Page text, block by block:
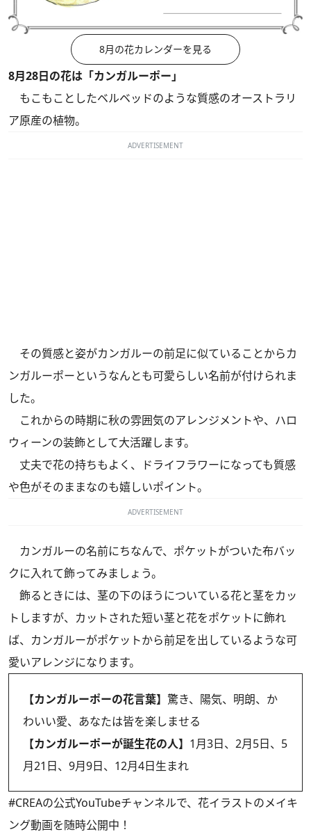
8月の花カレンダーを見る
8月28日の花は「カンガルーポー」
もこもことしたベルベッドのような質感のオーストラリ
ア原産の植物。
ADVERTISEMENT
その質感と姿がカンガルーの前足に似ていることからカ
ンガルーポーというなんとも可愛らしい名前が付けられま
した。
これからの時期に秋の雰囲気のアレンジメントや、ハロ
ウィーンの装飾として大活躍します。
丈夫で花の持ちもよく、ドライフラワーになっても質感
や色がそのままなのも嬉しいポイント。
ADVERTISEMENT
カンガルーの名前にちなんで、ポケットがついた布バッ
クに入れて飾ってみましょう。
飾るときには、茎の下のほうについている花と茎をカッ
トしますが、カットされた短い茎と花をポケットに飾れ
ば、カンガルーがポケットから前足を出しているような可
愛いアレンジになります。
【カンガルーポーの花言葉】 驚き、陽気、明朗、か
わいい愛、あなたは皆を楽しませる
【カンガルーポーが誕生花の人】 1月3日、2月5日、5
月21日、9月9日、12月4日生まれ
#CREAの公式YouTubeチャンネルで、花イラストのメイキ
ング動画を随時公開中！